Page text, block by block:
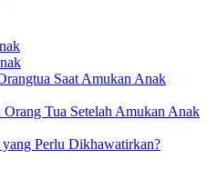
Saat Amukan Anak
Tua Setelah Amukan Anak
Perlu Dikhawatirkan?